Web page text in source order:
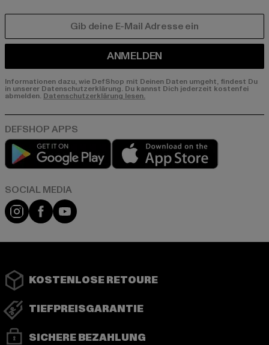
ANMELDEN
Informationen dazu, wie DefShop mit Deinen Daten umgeht, findest Du
in unserer Datenschutzerklärung. Du kannst Dich jederzeit kostenfei
abmelden. Datenschutzerklärung lesen.
Play market
Instagram
FacebookYouTube
KOSTENLOSE RETOURE
TIEFPREISGARANTIE
SICHERE BEZAHLUNG